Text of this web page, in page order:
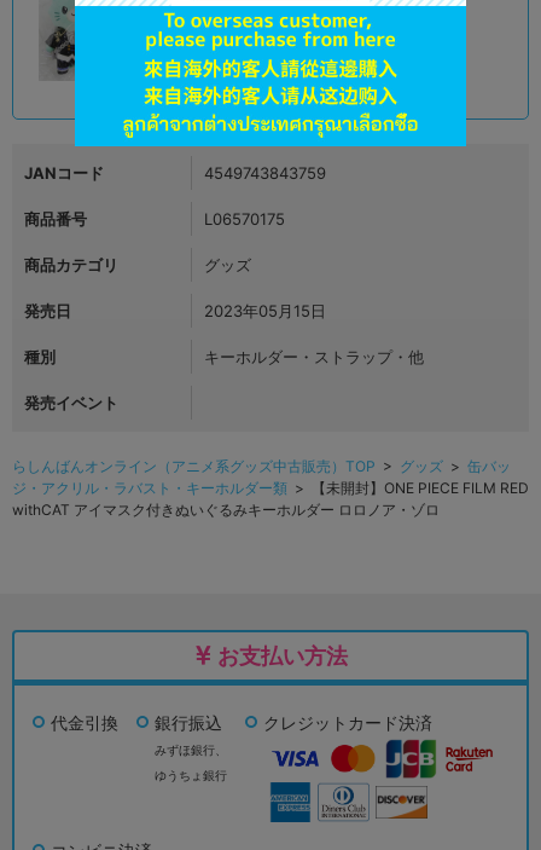
オンライン
品切状態 1,590円 税込
JANコード 4549743843759
商品番号 L06570175
商品カテゴリ グッズ
発売日 2023年05月15日
種別 キーホルダー・ストラップ・他
発売イベント
らしんばんオンライン（アニメ系グッズ中古販売）TOP > グッズ > 缶バッ
ジ・アクリル・ラバスト・キーホルダー類 > 【未開封】ONE PIECE FILM RED
withCAT アイマスク付きぬいぐるみキーホルダー ロロノア・ゾロ
お支払い方法
代金引換 銀行振込
みずほ銀行、
ゆうちょ銀行
クレジットカード決済